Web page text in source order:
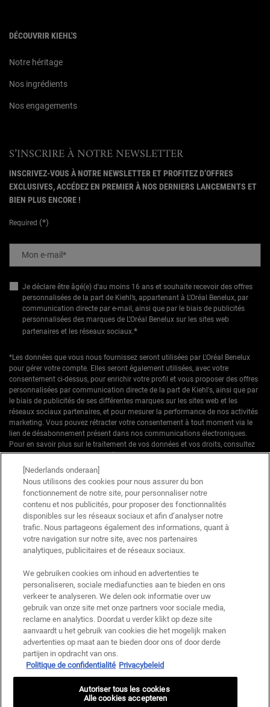
DÉCOUVRIR KIEHL'S
Notre héritage
Nos ingrédients
Nos engagements
S’INSCRIRE À NOTRE NEWSLETTER
INSCRIVEZ-VOUS À NOTRE NEWSLETTER ET PROFITEZ D’OFFRES
EXCLUSIVES, ACCÉDEZ EN PREMIER À NOS DERNIERS LANCEMENTS ET
BIEN PLUS ENCORE !
Required (*)
Mon e-mail*
Je déclare être âgé(e) d'au moins 16 ans et souhaite recevoir des offres
personnalisées de la part de Kiehl’s, appartenant à L’Oréal Benelux, par
communication directe par e-mail, ainsi que par le biais de publicités
personnalisées des marques de L’Oréal Benelux sur les sites web
partenaires et les réseaux sociaux.*
*Les données que vous nous fournissez seront utilisées par L'Oréal Benelux
pour gérer votre compte. Elles seront également utilisées, avec votre
consentement ci-dessus, pour enrichir votre profil et vous proposer des offres
personnalisées par communication directe de la part de Kiehl's, ainsi que par
le biais de publicités de ses différentes marques sur les sites web et les
réseaux sociaux partenaires, et pour mesurer la performance de nos activités
marketing. Vous pouvez rétracter votre consentement à tout moment via le
lien de désabonnement présent dans nos communications électroniques.
Pour en savoir plus sur le traitement de vos données et vos droits, consultez
notrePolitique de confidentialité.
* Offre de bienvenue valable pour une première commande. Non cumulable
avec d'autres offres ou promotions en cours, mais cumulable avec les offres
'Cadeau avec achat' . Utilisation limitée à une seule fois par client. Non
applicable sur les éditions limitées & ensembles.
Ce site est protégé par Cloudflare et la politique de confidentialité et les conditions
dutilisation sappliquent.
S’INSCRIRE
Informations sur le fabricant
KIEHL'S
14, rue Royale - 75008 Paris France
kiehls@be.oaccare.com
[Nederlands onderaan]
Nous utilisons des cookies pour nous assurer du bon
fonctionnement de notre site, pour personnaliser notre
contenu et nos publicités, pour proposer des fonctionnalités
disponibles sur les réseaux sociaux et afin d’analyser notre
trafic. Nous partageons également des informations, quant à
votre navigation sur notre site, avec nos partenaires
analytiques, publicitaires et de réseaux sociaux.
We gebruiken cookies om inhoud en advertenties te
personaliseren, sociale mediafuncties aan te bieden en ons
verkeer te analyseren. We delen ook informatie over uw
gebruik van onze site met onze partners voor sociale media,
reclame en analytics. Doordat u verder klikt op deze site
aanvaardt u het gebruik van cookies die het mogelijk maken
advertenties op maat aan te bieden door ons of door derde
partijen in opdracht van ons.
Politique de confidentialité Privacybeleid
Autoriser tous les cookies
Alle cookies accepteren